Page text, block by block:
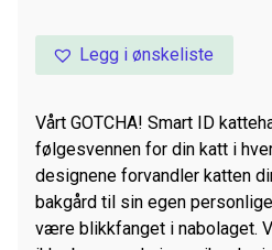
Legg i ønskeliste
Vårt GOTCHA! Smart ID
følgesvennen for din katt i
designene forvandler katten
bakgård til sin egen
være blikkfanget i nabolaget.